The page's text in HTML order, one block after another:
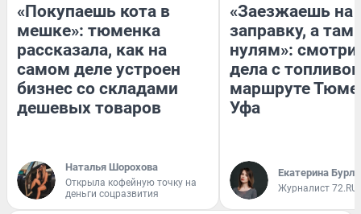
«Покупаешь кота в
мешке»: тюменка
рассказала, как на
самом деле устроен
бизнес со складами
дешевых товаров
Наталья Шорохова
Открыла кофейную точку на
деньги соцразвития
«Заезжаешь на
заправку, а там
нулям»:
дела с
маршруте
Уфа
Екатерина
Журналист 72.RU